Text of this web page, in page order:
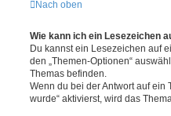
Nach oben
Wie kann ich ein Lesezeichen
Du kannst ein Lesezeichen auf
den „Themen-Optionen“
Themas befinden.
Wenn du bei der Antwort auf ein
wurde“ aktivierst, wird das